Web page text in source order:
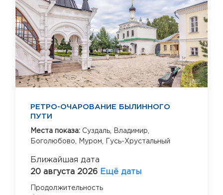
РЕТРО-ОЧАРОВАНИЕ БЫЛИННОГО
ПУТИ
Места показа: Суздаль,
Владимир,
Боголюбово,
Муром, Гусь-Хрустальный
Ближайшая дата
20 августа 2026 Ещё даты
Продолжительность